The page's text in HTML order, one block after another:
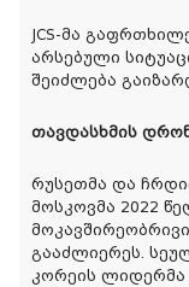
JCS-მა
არსებული
შეიძლება
თავდასხმის
რუსეთმა და
მოსკოვმა 2022
გააძლიერეს.
კორეის ლიდერმა